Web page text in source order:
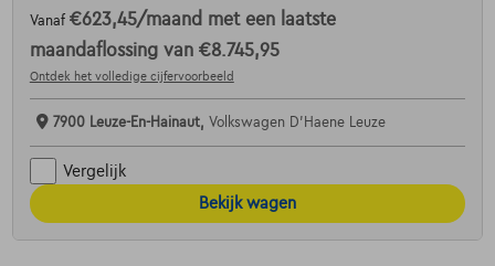
Vanaf €623,45/maand met een laatste
maandaflossing van €8.745,95
Ontdek het volledige cijfervoorbeeld
7900 Leuze-En-Hainaut, Volkswagen D'Haene Leuze
Vergelijk
Bekijk wagen